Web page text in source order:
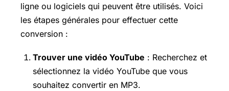
ligne ou logiciels qui peuvent être utilisés. Voici
les étapes générales pour effectuer cette
conversion :
Trouver une vidéo YouTube : Recherchez et
sélectionnez la vidéo YouTube que vous
souhaitez convertir en MP3.